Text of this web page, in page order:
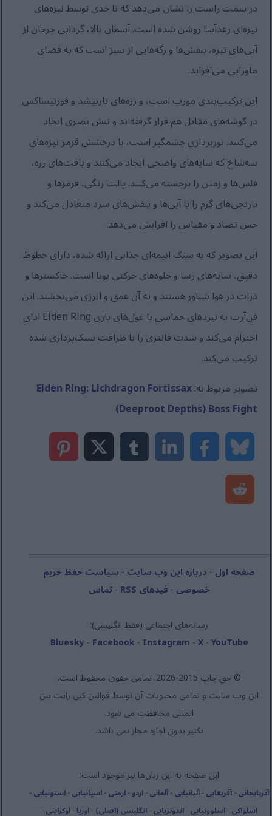
در سمت راست را نشان می‌دهد که تا حدی توسط نیزه‌های
نیزه‌ای رعدآسا روشن شده است. آسمان بالا، گردابی چرخان از
آبی‌های تیره، بنفش‌ها و رگه‌هایی از سبز است که به فضای
ماورایی می‌افزاید.
این ترکیب‌بندی مورب است، و زره‌های تارنیشد و فورتیساکس
در گوشه‌های مقابل هم قرار گرفته‌اند و تنش بصری ایجاد
می‌کنند. نورپردازی چشمگیر است، با درخشش قرمز نیزه‌های
سه‌شاخ که سایه‌های واضحی ایجاد می‌کنند و بافت‌های زره،
فلس‌ها و زمین را برجسته می‌کنند. پالت رنگی، قرمزها و
نارنجی‌های گرم را با آبی‌ها و بنفش‌های سرد متعادل می‌کند و
حس تضاد و مقیاس را افزایش می‌دهد.
این تصویر که به سبک انیمه‌ای جذابی ارائه شده، دارای خطوط
دقیق، سایه‌های رسا و جلوه‌های حرکتی پویا است. خاکسترها و
ذرات در هوا شناور هستند و به آن عمق و انرژی می‌بخشند. این
فن‌آرت به نبردهای حماسی با غول‌های بازی Elden Ring ادای
احترام می‌کند و شدت فانتزی را با ظرافت سبک‌پردازی شده
ترکیب می‌کند.
تصویر مربوط به:Elden Ring: Lichdragon Fortissax
(Deeproot Depths) Boss Fight
صفحه اول - درباره این وب سایت - سیاست حفظ حریم
خصوصی - فیدهای RSS -تماس
رسانه‌های اجتماعی (فقط انگلیسی):
Bluesky - Facebook - Instagram -X-YouTube
© حق چاپ 2015-2026. تمامی حقوق محفوظ است.
این وب سایت و تمامی محتویات آن توسط قوانین کپی رایت بین
المللی محافظت می شود.
تکثیر بدون اجازه مجاز نمی باشد.
این صفحه به این زبان‌ها نیز موجود است:
آذربایجانی-آفریقایی-آلبانیایی-آلمانی-اردو-ارمنی-اسپانیایی-استونیایی-
اسلواکی-اسلوونیایی-اندونزیایی-انگلیسی (اصلی)-اوریا-اوکراینی-